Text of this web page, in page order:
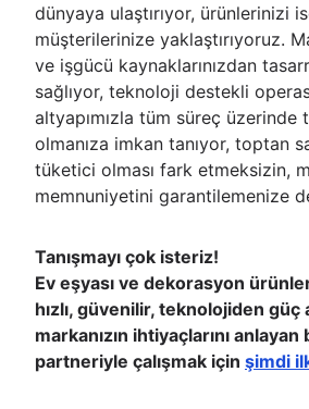
dünyaya ulaştırıyor, ürünlerinizi
müşterilerinize yaklaştırıyoruz.
ve işgücü kaynaklarınızdan
sağlıyor, teknoloji destekli
altyapımızla tüm süreç
olmanıza imkan tanıyor, toptan
tüketici olması fark etmeksizin,
memnuniyetini garantilemenize
Tanışmayı çok isteriz!
Ev eşyası ve dekorasyon
hızlı, güvenilir, teknolojiden güç
markanızın ihtiyaçlarını
partneriyle çalışmak için şimdi